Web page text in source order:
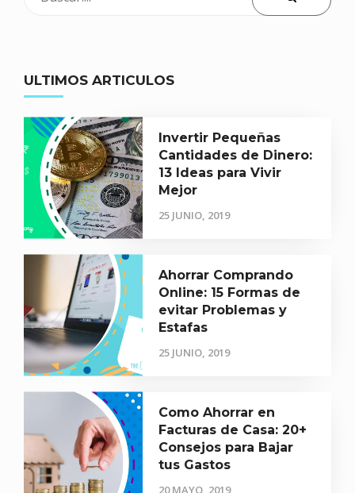
ULTIMOS ARTICULOS
Invertir Pequeñas
Cantidades de Dinero:
13 Ideas para Vivir
Mejor
25 JUNIO, 2019
Ahorrar Comprando
Online: 15 Formas de
evitar Problemas y
Estafas
25 JUNIO, 2019
Como Ahorrar en
Facturas de Casa: 20+
Consejos para Bajar
tus Gastos
20 MAYO, 2019